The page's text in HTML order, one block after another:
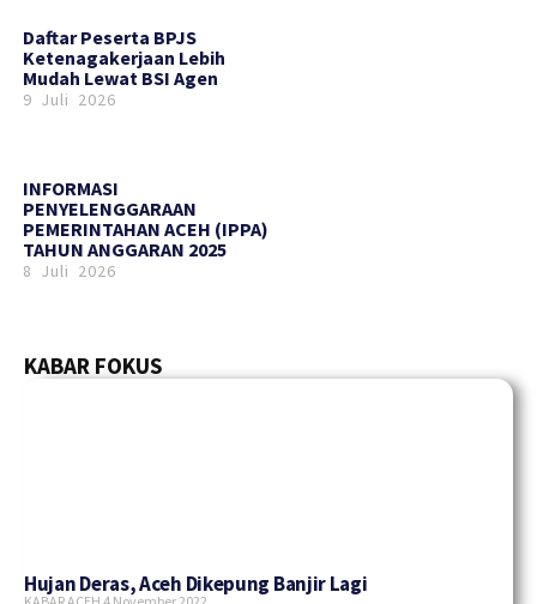
Daftar Peserta BPJS
Ketenagakerjaan Lebih
Mudah Lewat BSI Agen
9 Juli 2026
INFORMASI
PENYELENGGARAAN
PEMERINTAHAN ACEH (IPPA)
TAHUN ANGGARAN 2025
8 Juli 2026
KABAR FOKUS
Hujan Deras, Aceh Dikepung Banjir Lagi